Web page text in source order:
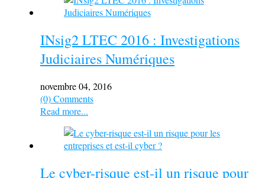
INsig2 LTEC 2016 : Investigations
Judiciaires Numériques
novembre 04, 2016
(0) Comments
Read more...
Le cyber-risque est-il un risque pour